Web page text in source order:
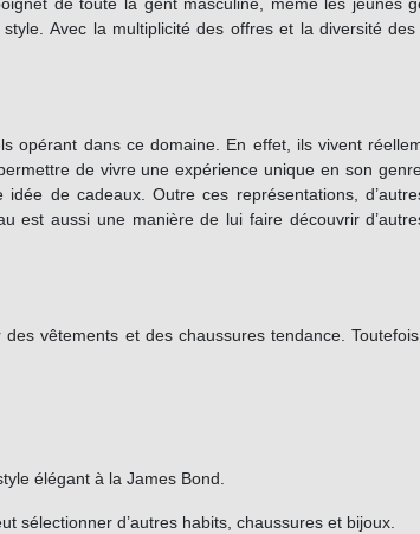
de toute la gent masculine, même les jeunes
style.Avec la multiplicité des offres et la diversité
opérant dans ce domaine. En effet, ils vivent
de vivre une expérience unique en son
de cadeaux. Outre ces représentations,
est aussi une manière de lui faire découvrir
vêtements et des chaussures tendance.
élégant à la James Bond.
sélectionner d’autres habits, chaussures et bijoux.